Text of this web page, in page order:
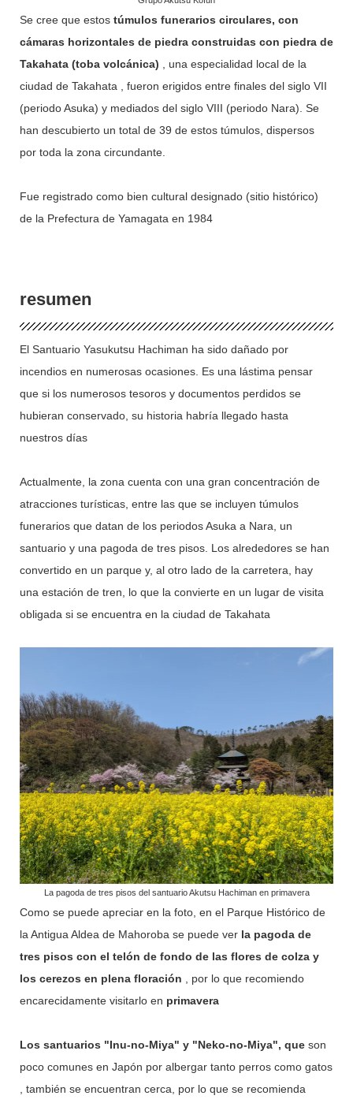
Se cree que estos túmulos funerarios circulares, con
cámaras horizontales de piedra construidas con piedra de
Takahata (toba volcánica) , una especialidad local de la
ciudad de Takahata , fueron erigidos entre finales del siglo VII
(periodo Asuka) y mediados del siglo VIII (periodo Nara). Se
han descubierto un total de 39 de estos túmulos, dispersos
por toda la zona circundante.
Fue registrado como bien cultural designado (sitio histórico)
de la Prefectura de Yamagata en 1984
resumen
El Santuario Yasukutsu Hachiman ha sido dañado por
incendios en numerosas ocasiones. Es una lástima pensar
que si los numerosos tesoros y documentos perdidos se
hubieran conservado, su historia habría llegado hasta
nuestros días
Actualmente, la zona cuenta con una gran concentración de
atracciones turísticas, entre las que se incluyen túmulos
funerarios que datan de los periodos Asuka a Nara, un
santuario y una pagoda de tres pisos. Los alrededores se han
convertido en un parque y, al otro lado de la carretera, hay
una estación de tren, lo que la convierte en un lugar de visita
obligada si se encuentra en la ciudad de Takahata
La pagoda de tres pisos del santuario Akutsu Hachiman en primavera
Como se puede apreciar en la foto, en el Parque Histórico de
la Antigua Aldea de Mahoroba se puede ver la pagoda de
tres pisos con el telón de fondo de las flores de colza y
los cerezos en plena floración , por lo que recomiendo
encarecidamente visitarlo en primavera
Los santuarios "Inu-no-Miya" y "Neko-no-Miya", queson
poco comunes en Japón por albergar tanto perros como gatos
, también se encuentran cerca, por lo que se recomienda